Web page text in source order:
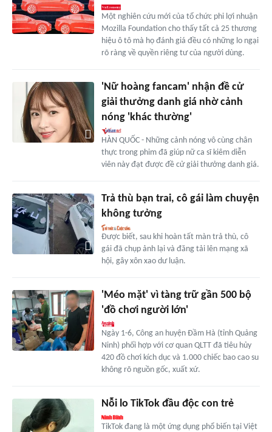
Một nghiên cứu mới của tổ chức phi lợi nhuận
Mozilla Foundation cho thấy tất cả 25 thương
hiệu ô tô mà họ đánh giá đều có những lo ngại
rõ ràng về quyền riêng tư của người dùng.
'Nữ hoàng fancam' nhận đề cử
giải thưởng danh giá nhờ cảnh
nóng 'khác thường'
HÀN QUỐC - Những cảnh nóng vô cùng chân
thực trong phim đã giúp nữ ca sĩ kiêm diễn
viên này đạt được đề cử giải thưởng danh giá.
Trả thù bạn trai, cô gái làm chuyện
không tưởng
Được biết, sau khi hoàn tất màn trả thù, cô
gái đã chụp ảnh lại và đăng tải lên mạng xã
hội, gây xôn xao dư luận.
'Méo mặt' vì tàng trữ gần 500 bộ
'đồ chơi người lớn'
Ngày 1-6, Công an huyện Đầm Hà (tỉnh Quảng
Ninh) phối hợp với cơ quan QLTT đã tiêu hủy
420 đồ chơi kích dục và 1.000 chiếc bao cao su
không rõ nguồn gốc, xuất xứ.
Nỗi lo TikTok đầu độc con trẻ
TikTok đang là một ứng dụng phổ biến tại Việt